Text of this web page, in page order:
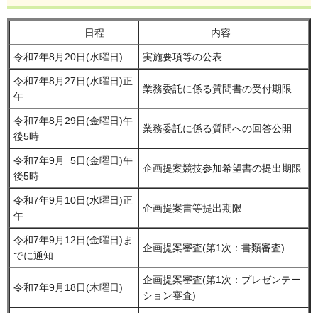
日程 内容
令和7年8月20日(水曜日) 実施要項等の公表
令和7年8月27日(水曜日)正
午
業務委託に係る質問書の受付期限
令和7年8月29日(金曜日)午
後5時
業務委託に係る質問への回答公開
令和7年9月 5日(金曜日)午
後5時
企画提案競技参加希望書の提出期限
令和7年9月10日(水曜日)正
午
企画提案書等提出期限
令和7年9月12日(金曜日)ま
でに通知
企画提案審査(第1次：書類審査)
令和7年9月18日(木曜日)
企画提案審査(第1次：プレゼンテー
ション審査)